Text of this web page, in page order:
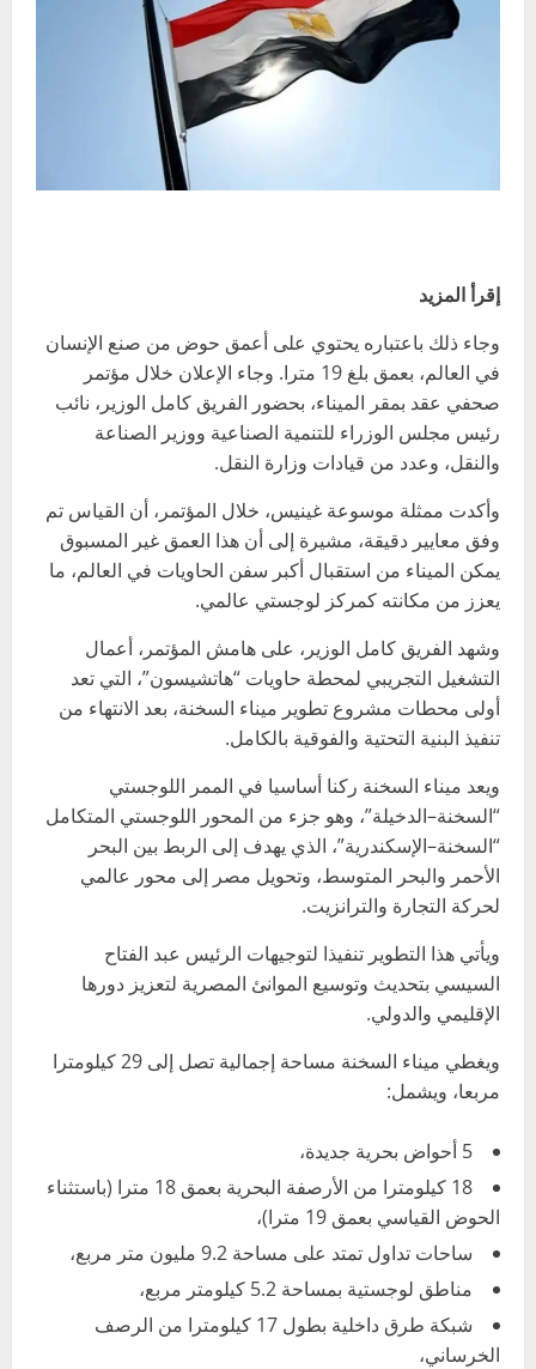
إقرأ المزيد
وجاء ذلك باعتباره يحتوي على أعمق حوض من صنع الإنسان
في العالم، بعمق بلغ 19 مترا. وجاء الإعلان خلال مؤتمر
صحفي عقد بمقر الميناء، بحضور الفريق كامل الوزير، نائب
رئيس مجلس الوزراء للتنمية الصناعية ووزير الصناعة
والنقل، وعدد من قيادات وزارة النقل.
وأكدت ممثلة موسوعة غينيس، خلال المؤتمر، أن القياس تم
وفق معايير دقيقة، مشيرة إلى أن هذا العمق غير المسبوق
يمكن الميناء من استقبال أكبر سفن الحاويات في العالم، ما
يعزز من مكانته كمركز لوجستي عالمي.
وشهد الفريق كامل الوزير، على هامش المؤتمر، أعمال
التشغيل التجريبي لمحطة حاويات “هاتشيسون”، التي تعد
أولى محطات مشروع تطوير ميناء السخنة، بعد الانتهاء من
تنفيذ البنية التحتية والفوقية بالكامل.
ويعد ميناء السخنة ركنا أساسيا في الممر اللوجستي
“السخنة–الدخيلة”، وهو جزء من المحور اللوجستي المتكامل
“السخنة–الإسكندرية”، الذي يهدف إلى الربط بين البحر
الأحمر والبحر المتوسط، وتحويل مصر إلى محور عالمي
لحركة التجارة والترانزيت.
ويأتي هذا التطوير تنفيذا لتوجيهات الرئيس عبد الفتاح
السيسي بتحديث وتوسيع الموانئ المصرية لتعزيز دورها
الإقليمي والدولي.
ويغطي ميناء السخنة مساحة إجمالية تصل إلى 29 كيلومترا
مربعا، ويشمل:
5 أحواض بحرية جديدة،
18 كيلومترا من الأرصفة البحرية بعمق 18 مترا (باستثناء
الحوض القياسي بعمق 19 مترا)،
ساحات تداول تمتد على مساحة 9.2 مليون متر مربع،
مناطق لوجستية بمساحة 5.2 كيلومتر مربع،
شبكة طرق داخلية بطول 17 كيلومترا من الرصف
الخرساني،